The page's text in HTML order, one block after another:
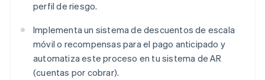
perfil de riesgo.
Implementa un sistema de descuentos de escala
móvil o recompensas para el pago anticipado y
automatiza este proceso en tu sistema de AR
(cuentas por cobrar).